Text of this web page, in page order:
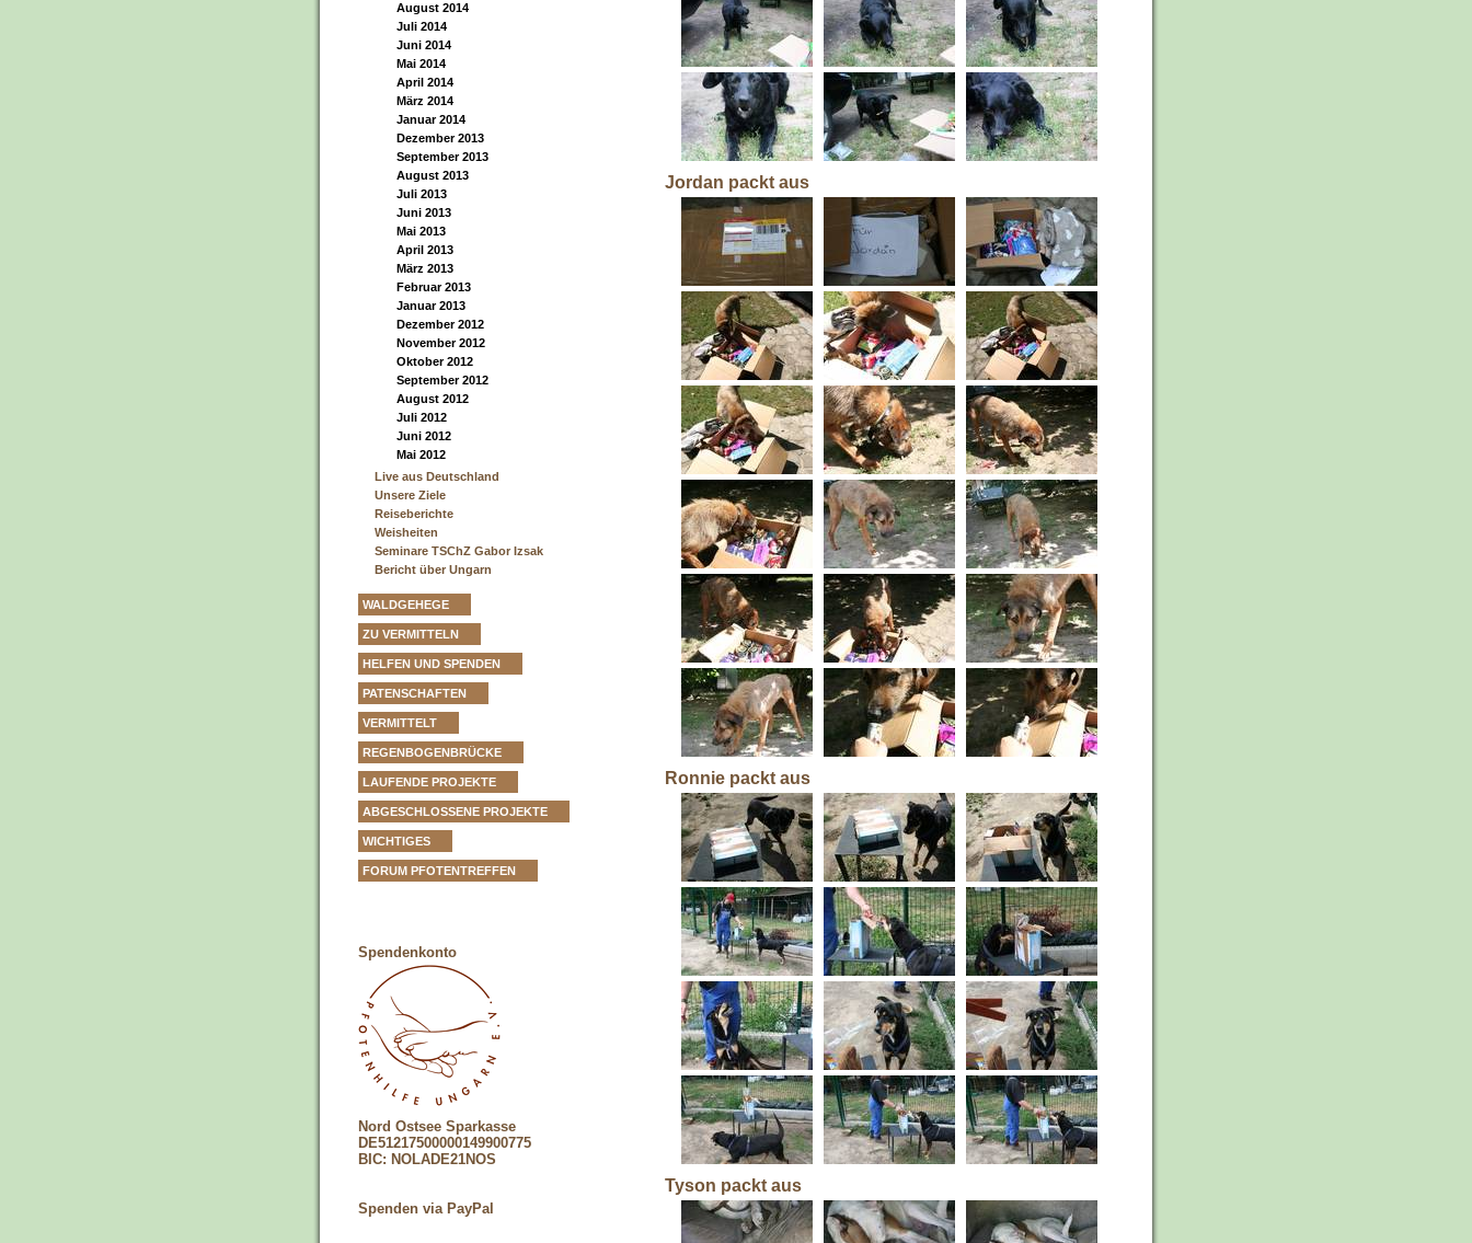
August 2014
Juli 2014
Juni 2014
Mai 2014
April 2014
März 2014
Januar 2014
Dezember 2013
September 2013
August 2013
Juli 2013
Juni 2013
Mai 2013
April 2013
März 2013
Februar 2013
Januar 2013
Dezember 2012
November 2012
Oktober 2012
September 2012
August 2012
Juli 2012
Juni 2012
Mai 2012
Live aus Deutschland
Unsere Ziele
Reiseberichte
Weisheiten
Seminare TSChZ Gabor Izsak
Bericht über Ungarn
WALDGEHEGE
ZU VERMITTELN
HELFEN UND SPENDEN
PATENSCHAFTEN
VERMITTELT
REGENBOGENBRÜCKE
LAUFENDE PROJEKTE
ABGESCHLOSSENE PROJEKTE
WICHTIGES
FORUM PFOTENTREFFEN
Spendenkonto
Nord Ostsee Sparkasse
DE51217500000149900775
BIC: NOLADE21NOS
Spenden via PayPal
Jordan packt aus
Ronnie packt aus
Tyson packt aus